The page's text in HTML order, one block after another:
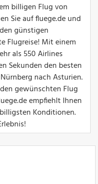
billigen Flug von
Sie auf fluege.de und
günstigen
Flugreise! Mit einem
als 550 Airlines
Sekunden den besten
nach Asturien.
gewünschten Flug
empfiehlt Ihnen
Konditionen.